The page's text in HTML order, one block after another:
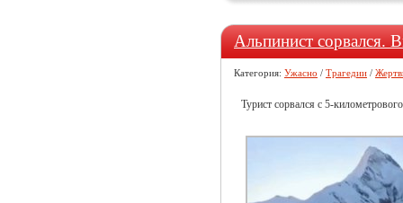
Альпинист сорвался.
Категория: Ужасно / Трагедии /
Турист сорвался с 5-